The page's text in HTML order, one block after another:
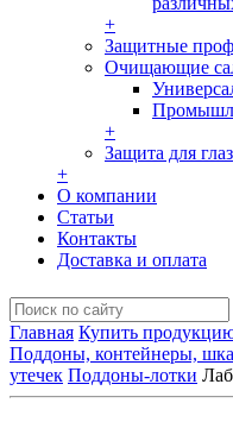
+
Защитные
Очищающие
+
Защита для глаз
+
О компании
Статьи
Контакты
Доставка и оплата
Главная Купить
Поддоны, контейнеры,
утечек Поддоны-лотки